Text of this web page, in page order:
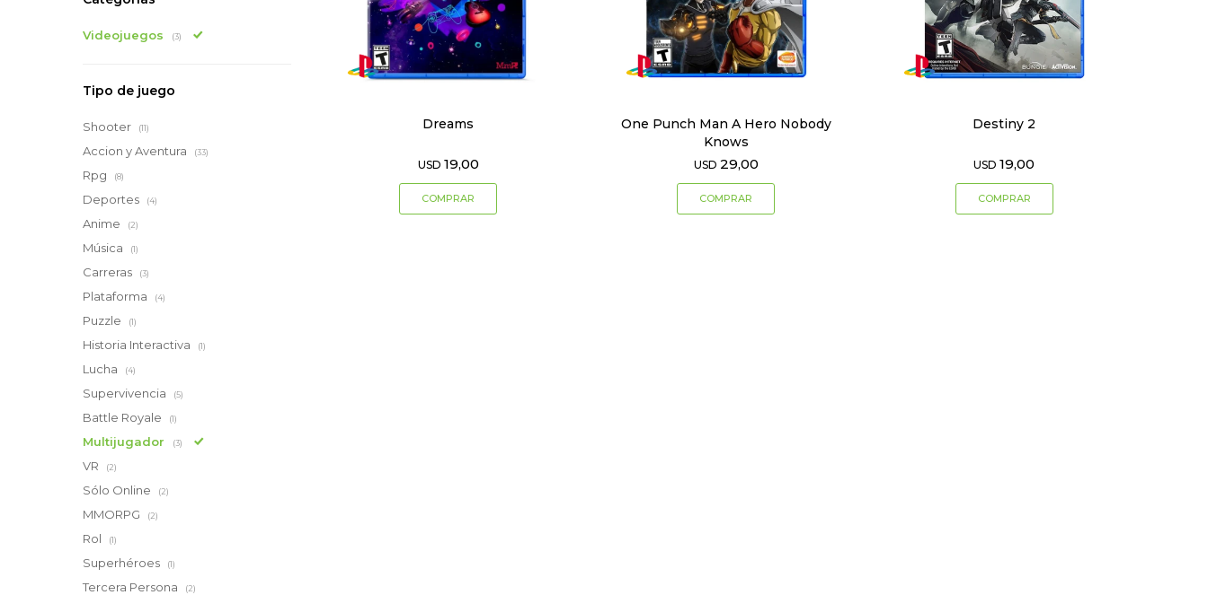
Dreams
USD 19,00
One Punch Man A Hero Nobody
Knows
USD 29,00
Destiny 2
USD 19,00
Videojuegos (3)
Tipo de juego
Shooter (11)
Accion y Aventura (33)
Rpg (8)
Deportes (4)
Anime (2)
Música (1)
Carreras (3)
Plataforma (4)
Puzzle (1)
Historia Interactiva (1)
Lucha (4)
Supervivencia (5)
Battle Royale (1)
Multijugador (3)
VR (2)
Sólo Online (2)
MMORPG (2)
Rol (1)
Superhéroes (1)
Tercera Persona (2)